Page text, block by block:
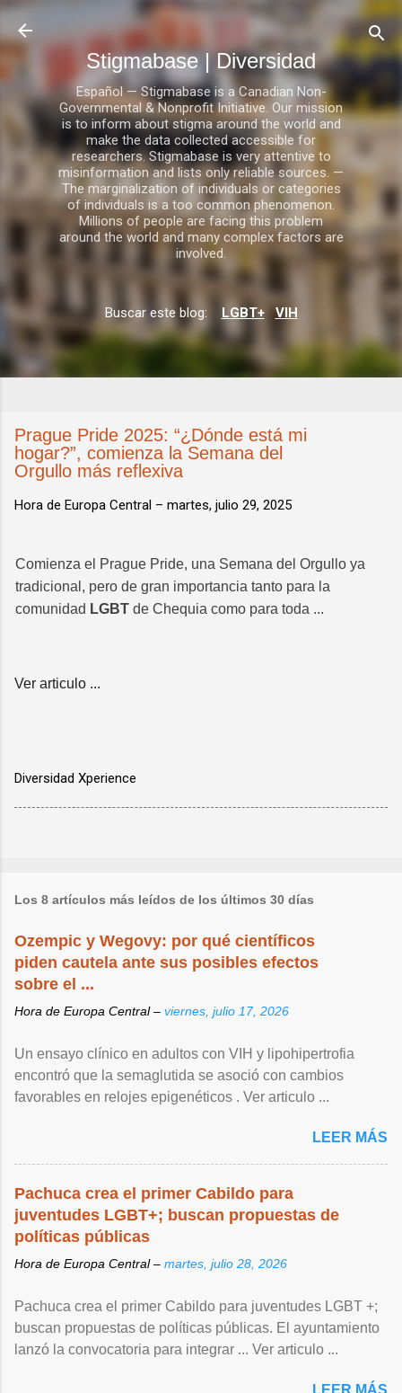
Ir al contenido principal
Stigmabase | Diversidad
Español — Stigmabase is a Canadian Non-
Governmental & Nonprofit Initiative. Our mission
is to inform about stigma around the world and
make the data collected accessible for
researchers. Stigmabase is very attentive to
misinformation and lists only reliable sources. —
The marginalization of individuals or categories
of individuals is a too common phenomenon.
Millions of people are facing this problem
around the world and many complex factors are
involved.
Buscar este blog: LGBT+ VIH
Prague Pride 2025: “¿Dónde está mi
hogar?”, comienza la Semana del
Orgullo más reflexiva
Hora de Europa Central – martes, julio 29, 2025
Comienza el Prague Pride, una Semana del Orgullo ya
tradicional, pero de gran importancia tanto para la
comunidad LGBT de Chequia como para toda ...
Ver articulo ...
Diversidad Xperience
Los 8 artículos más leídos de los últimos 30 días
Ozempic y Wegovy: por qué científicos
piden cautela ante sus posibles efectos
sobre el ...
Hora de Europa Central – viernes, julio 17, 2026
Un ensayo clínico en adultos con VIH y lipohipertrofia
encontró que la semaglutida se asoció con cambios
favorables en relojes epigenéticos . Ver articulo ...
LEER MÁS
Pachuca crea el primer Cabildo para
juventudes LGBT+; buscan propuestas de
políticas públicas
Hora de Europa Central – martes, julio 28, 2026
Pachuca crea el primer Cabildo para juventudes LGBT +;
buscan propuestas de políticas públicas. El ayuntamiento
lanzó la convocatoria para integrar ... Ver articulo ...
LEER MÁS